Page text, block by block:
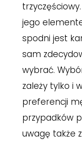
jego
spodni jest
sam
wybrać.
zależy tylko i
preferencji
przypadków
uwagę także